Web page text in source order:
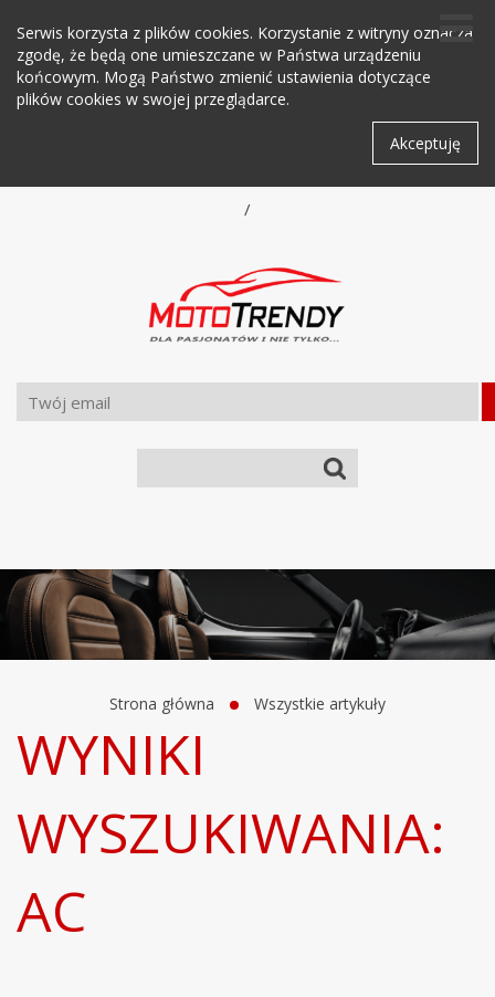
Serwis korzysta z plików cookies. Korzystanie z witryny oznacza
zgodę, że będą one umieszczane w Państwa urządzeniu
końcowym. Mogą Państwo zmienić ustawienia dotyczące
plików cookies w swojej przeglądarce.
Akceptuję
/
Strona główna Wszystkie artykuły
WYNIKI
WYSZUKIWANIA:
AC